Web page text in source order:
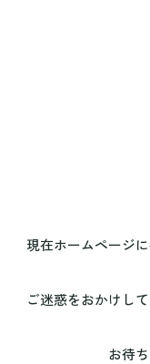
現在ホームページ
ご迷惑をおかけし
お待